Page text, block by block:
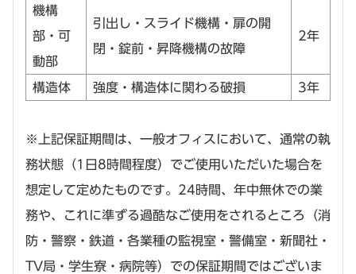
機構
部・可
動部
引出し・スライド機構・扉の開
閉・錠前・昇降機構の故障
2年
構造体 強度・構造体に関わる破損 3年
※上記保証期間は、一般オフィスにおいて、通常の執
務状態（1日8時間程度）でご使用いただいた場合を
想定して定めたものです。24時間、年中無休での業
務や、これに準ずる過酷なご使用をされるところ（消
防・警察・鉄道・各業種の監視室・警備室・新聞社・
TV局・学生寮・病院等）での保証期間ではございま